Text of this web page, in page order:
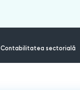
Contabilitatea sectorială